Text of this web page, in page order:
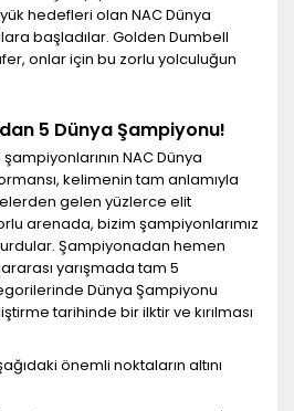
hedefleri olan NAC Dünya
başladılar. Golden Dumbell
onlar için bu zorlu yolculuğun
5 Dünya Şampiyonu!
NAC Dünya
kelimenin tam anlamıyla
gelen yüzlerce elit
arenada, bizim şampiyonlarımız
Şampiyonadan hemen
yarışmada tam 5
Dünya Şampiyonu
tarihinde bir ilktir ve kırılması
önemli noktaların altını